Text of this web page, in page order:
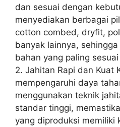
dan sesuai dengan
menyediakan berbagai
cotton combed, dryfit,
banyak lainnya,
bahan yang paling
2. Jahitan Rapi dan Kuat
mempengaruhi daya
menggunakan teknik
standar tinggi,
yang diproduksi memiliki